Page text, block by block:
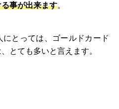
事が出来ます。
とっては、ゴールドカード
とても多いと言えます。